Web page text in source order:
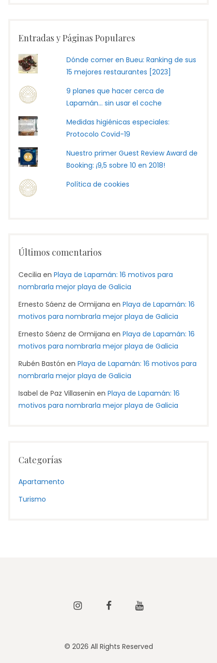
Entradas y Páginas Populares
Dónde comer en Bueu: Ranking de sus
15 mejores restaurantes [2023]
9 planes que hacer cerca de
Lapamán... sin usar el coche
Medidas higiénicas especiales:
Protocolo Covid-19
Nuestro primer Guest Review Award de
Booking: ¡9,5 sobre 10 en 2018!
Política de cookies
Últimos comentarios
Cecilia en Playa de Lapamán: 16 motivos para
nombrarla mejor playa de Galicia
Ernesto Sáenz de Ormijana en Playa de Lapamán: 16
motivos para nombrarla mejor playa de Galicia
Ernesto Sáenz de Ormijana en Playa de Lapamán: 16
motivos para nombrarla mejor playa de Galicia
Rubén Bastón en Playa de Lapamán: 16 motivos para
nombrarla mejor playa de Galicia
Isabel de Paz Villasenin en Playa de Lapamán: 16
motivos para nombrarla mejor playa de Galicia
Categorías
Apartamento
Turismo
InstagramFacebookYoutube
© 2026 All Rights Reserved